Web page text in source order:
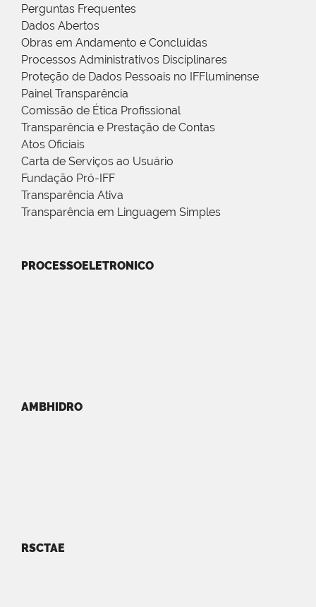
Perguntas Frequentes
Dados Abertos
Obras em Andamento e Concluídas
Processos Administrativos Disciplinares
Proteção de Dados Pessoais no IFFluminense
Painel Transparência
Comissão de Ética Profissional
Transparência e Prestação de Contas
Atos Oficiais
Carta de Serviços ao Usuário
Fundação Pró-IFF
Transparência Ativa
Transparência em Linguagem Simples
PROCESSOELETRONICO
AMBHIDRO
RSCTAE